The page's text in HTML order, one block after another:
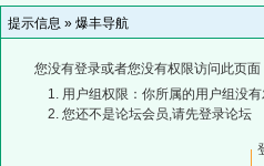
提示信息 » 爆丰导航
您没有登录或者您没有权限访问此页
用户组权限：你所属的用户组没
您还不是论坛会员,请先登录论坛